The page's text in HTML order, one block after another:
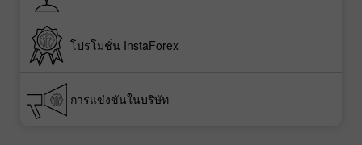
โปรโมชั่น InstaForex
การแข่งขันในบริษัท